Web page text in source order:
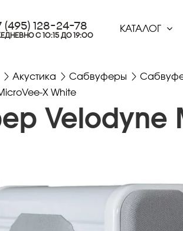
(495) 128-24-78
С 10:15 ДО 19:00
КАТАЛОГ
Акустика Сабвуферы
X White
Velodyne